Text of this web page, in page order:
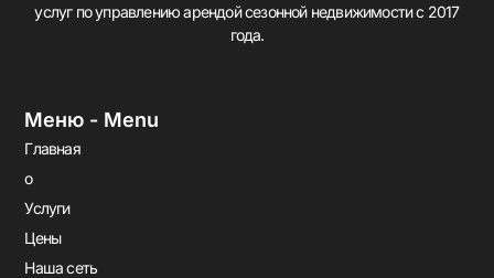
услуг по управлению арендой сезонной недвижимости с 2017
года.
Меню - Menu
Главная
о
Услуги
Цены
Наша сеть